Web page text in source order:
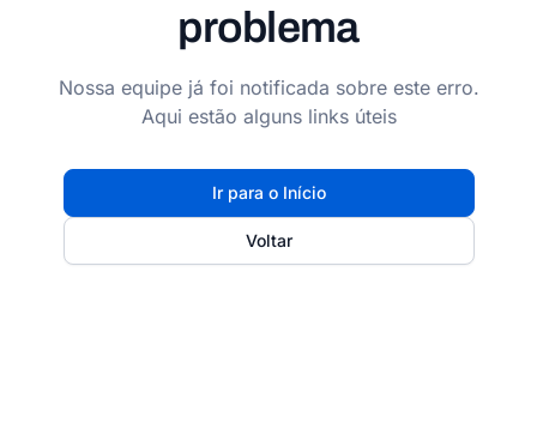
problema
Nossa equipe já foi notificada sobre este erro.
Aqui estão alguns links úteis
Ir para o Início
Voltar